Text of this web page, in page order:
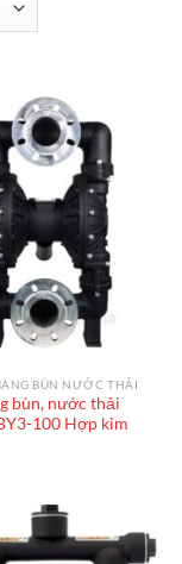
BÙN NƯỚC THẢI
bùn, nước thải
100 Hợp kim